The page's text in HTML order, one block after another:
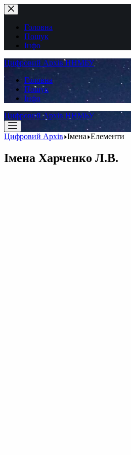
Перейти
до
вмістуГоловна
Пошук
Інфо
Цифровий Архів ННМБУ
Головна
Пошук
Інфо
Цифровий Архів ННМБУ
Цифровий Архів Імена Елементи
Імена Харченко Л.В.